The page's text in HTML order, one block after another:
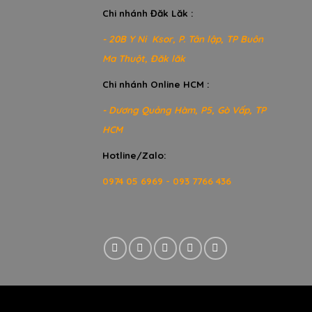
Chi nhánh Đăk Lăk :
- 20B Y Ni Ksor, P. Tân lập, TP Buôn
Ma Thuột, Đăk lăk
Chi nhánh Online HCM :
- Dương Quảng Hàm, P5, Gò Vấp, TP
HCM
Hotline/Zalo:
0974 05 6969 - 093 7766 436